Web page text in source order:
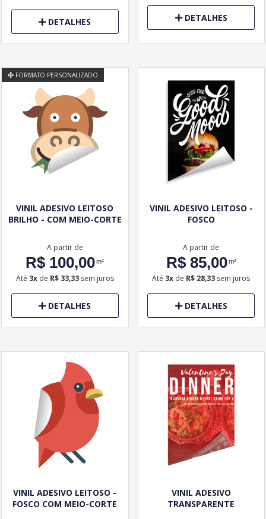
DETALHES DETALHES
FORMATO PERSONALIZADO
VINIL ADESIVO LEITOSO
BRILHO - COM MEIO-CORTE
A partir de
R$ 100,00m²
Até 3xde R$ 33,33sem juros
DETALHES
VINIL ADESIVO LEITOSO -
FOSCO
A partir de
R$ 85,00m²
Até 3x de R$ 28,33 sem juros
DETALHES
VINIL ADESIVO LEITOSO -
FOSCO COM MEIO-CORTE
VINIL ADESIVO
TRANSPARENTE